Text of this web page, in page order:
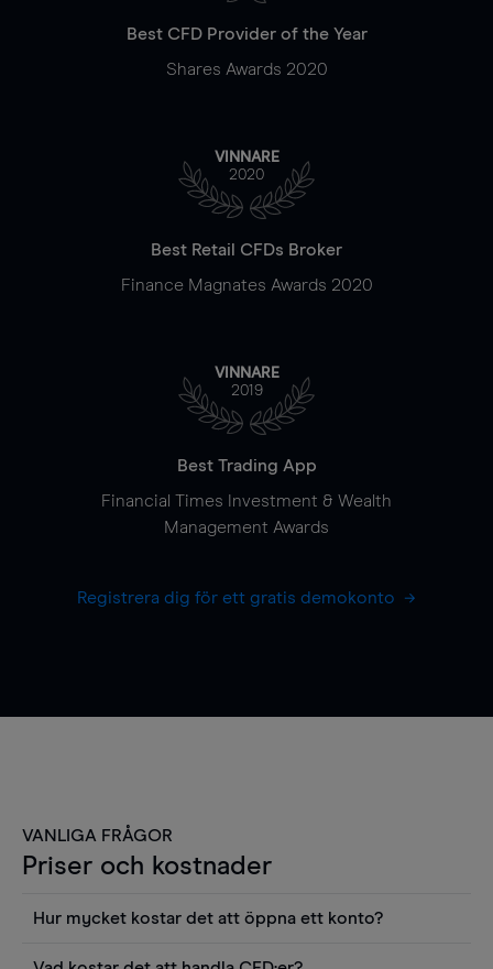
Best CFD Provider of the Year
Shares Awards 2020
VINNARE
2020
Best Retail CFDs Broker
Finance Magnates Awards 2020
VINNARE
2019
Best Trading App
Financial Times Investment & Wealth
Management Awards
Registrera dig för ett gratis demokonto
VANLIGA FRÅGOR
Priser och kostnader
Hur mycket kostar det att öppna ett konto?